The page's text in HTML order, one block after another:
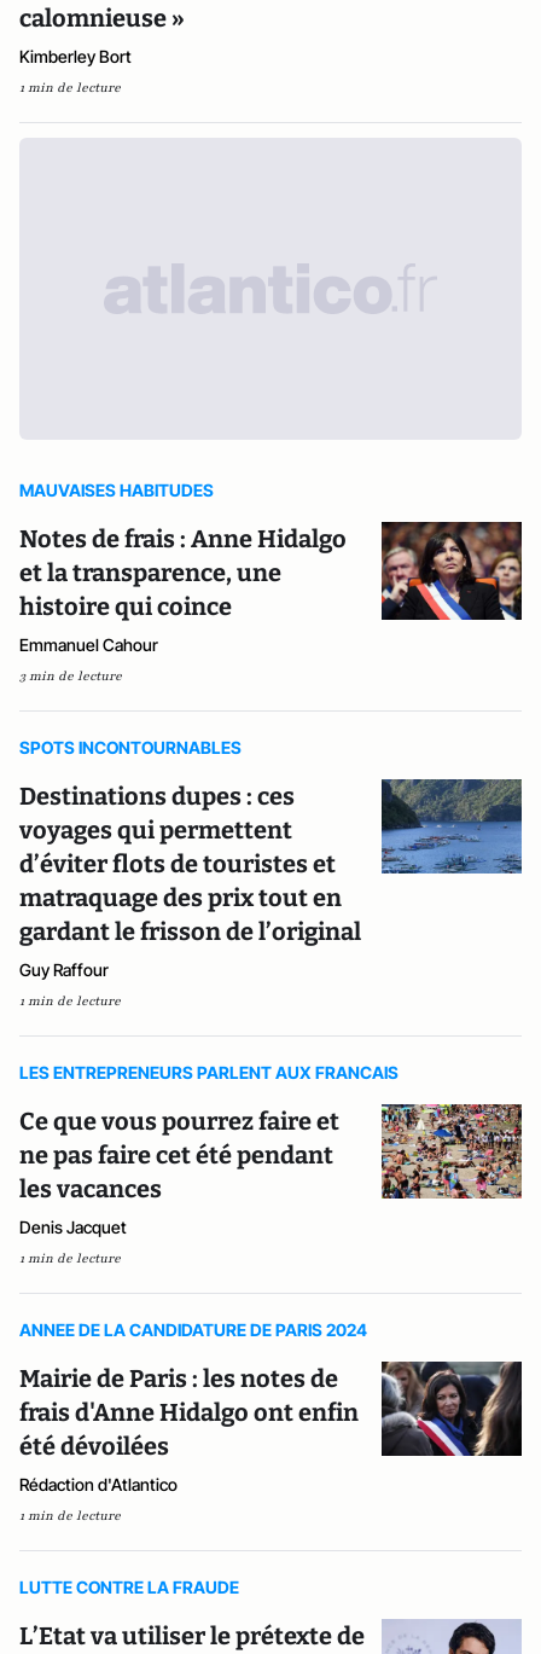
calomnieuse »
Kimberley Bort
1 min de lecture
MAUVAISES HABITUDES
Notes de frais : Anne Hidalgo
et la transparence, une
histoire qui coince
Emmanuel Cahour
3 min de lecture
SPOTS INCONTOURNABLES
Destinations dupes : ces
voyages qui permettent
d’éviter flots de touristes et
matraquage des prix tout en
gardant le frisson de l’original
Guy Raffour
1 min de lecture
LES ENTREPRENEURS PARLENT AUX FRANCAIS
Ce que vous pourrez faire et
ne pas faire cet été pendant
les vacances
Denis Jacquet
1 min de lecture
ANNEE DE LA CANDIDATURE DE PARIS 2024
Mairie de Paris : les notes de
frais d'Anne Hidalgo ont enfin
été dévoilées
Rédaction d'Atlantico
1 min de lecture
LUTTE CONTRE LA FRAUDE
L’Etat va utiliser le prétexte de